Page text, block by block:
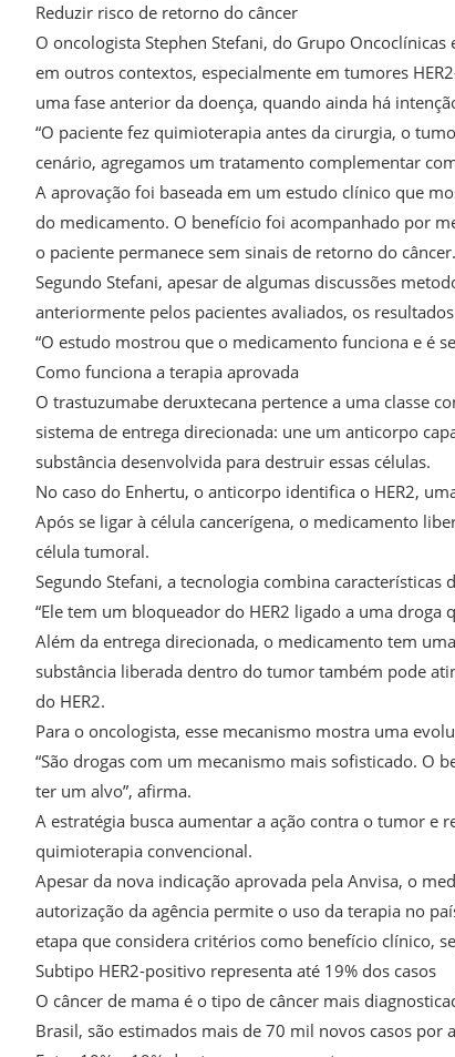
Reduzir risco de retorno do câncer
O oncologista Stephen Stefani, do Grupo
em outros contextos, especialmente em tumores
uma fase anterior da doença, quando ainda há
“O paciente fez quimioterapia antes da cirurgia, o
cenário, agregamos um tratamento complementar
A aprovação foi baseada em um estudo clínico que
do medicamento. O benefício foi acompanhado por
o paciente permanece sem sinais de retorno do câncer.
Segundo Stefani, apesar de algumas discussões
anteriormente pelos pacientes avaliados, os
“O estudo mostrou que o medicamento funciona e é
Como funciona a terapia aprovada
O trastuzumabe deruxtecana pertence a uma classe
sistema de entrega direcionada: une um anticorpo
substância desenvolvida para destruir essas células.
No caso do Enhertu, o anticorpo identifica o HER2,
Após se ligar à célula cancerígena, o medicamento
célula tumoral.
Segundo Stefani, a tecnologia combina
“Ele tem um bloqueador do HER2 ligado a uma
Além da entrega direcionada, o medicamento tem
substância liberada dentro do tumor também pode
do HER2.
Para o oncologista, esse mecanismo mostra uma
“São drogas com um mecanismo mais sofisticado. O
ter um alvo”, afirma.
A estratégia busca aumentar a ação contra o tumor e
quimioterapia convencional.
Apesar da nova indicação aprovada pela Anvisa, o
autorização da agência permite o uso da terapia no
etapa que considera critérios como benefício clínico,
Subtipo HER2-positivo representa até 19% dos casos
O câncer de mama é o tipo de câncer mais
Brasil, são estimados mais de 70 mil novos casos por